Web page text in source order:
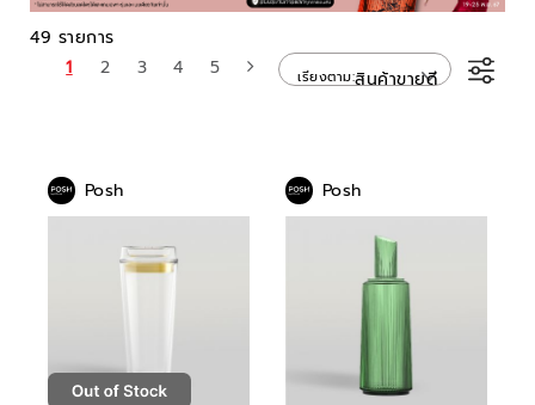
49 รายการ
1
2 3 4 5 เรียงตาม สินค้าขายดี
Posh Posh